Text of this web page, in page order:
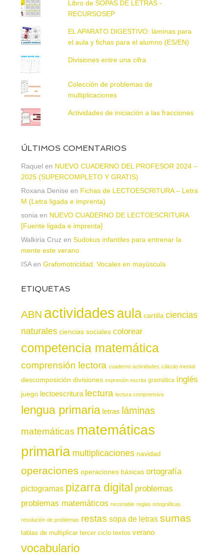
Libro de SOPAS DE LETRAS -
RECURSOSEP
EL APARATO DIGESTIVO: láminas para
el aula y fichas para el alumno (ES/EN)
Divisiones entre una cifra
Colección de problemas de
multiplicaciones
Actividades de iniciación a las fracciones
ÚLTIMOS COMENTARIOS
Raquel en NUEVO CUADERNO DEL PROFESOR 2024 –
2025 (SUPERCOMPLETO Y GRATIS)
Roxana Denise en Fichas de LECTOESCRITURA – Letra
M (Letra ligada e imprenta)
sonia en NUEVO CUADERNO DE LECTOESCRITURA
[Fuente ligada e imprenta]
Walkiria Cruz en Sudokus infantiles para entrenar la
mente este verano
ISAen Grafomotricidad. Vocales en mayúscula
ETIQUETAS
ABN actividadesaula cartilla ciencias
naturales ciencias sociales colorear
competencia matemática
comprensión lectora cuaderno actividades cálculo mental
descomposición divisiones expresión escrita gramática inglés
juego lectoescritura lectura lectura comprensiva
lengua primaria letras láminas
matemáticas matemáticas
primaria multiplicaciones navidad
operaciones operaciones básicas ortografía
pictogramas pizarra digital problemas
problemas matemáticos recortable reglas ortográficas
resolución de problemas restas sopa de letras sumas
tablas de multiplicar tercer ciclo textos verano
vocabulario